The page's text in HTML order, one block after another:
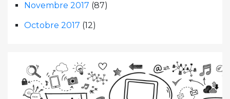
Novembre 2017 (87)
Octobre 2017 (12)